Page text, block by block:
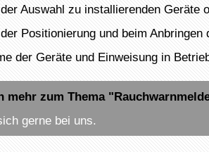
Auswahl zu installierenden Geräte
Positionierung und beim Anbringen
der Geräte und Einweisung in
mehr zum Thema
gerne bei uns.